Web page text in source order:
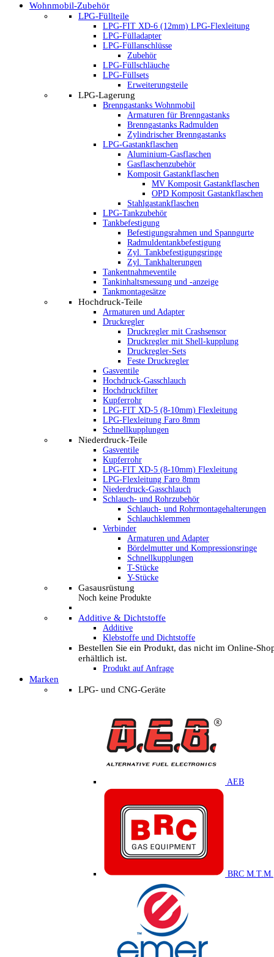
Wohnmobil-Zubehör
LPG-Füllteile
LPG-FIT XD-6 (12mm) LPG-Flexleitung
LPG-Fülladapter
LPG-Füllanschlüsse
Zubehör
LPG-Füllschläuche
LPG-Füllsets
Erweiterungsteile
LPG-Lagerung
Brenngastanks Wohnmobil
Armaturen für Brenngastanks
Brenngastanks Radmulden
Zylindrischer Brenngastanks
LPG-Gastankflaschen
Aluminium-Gasflaschen
Gasflaschenzubehör
Komposit Gastankflaschen
MV Komposit Gastankflaschen
OPD Komposit Gastankflaschen
Stahlgastankflaschen
LPG-Tankzubehör
Tankbefestigung
Befestigungsrahmen und Spanngurte
Radmuldentankbefestigung
Zyl. Tankbefestigungsringe
Zyl. Tankhalterungen
Tankentnahmeventile
Tankinhaltsmessung und -anzeige
Tankmontagesätze
Hochdruck-Teile
Armaturen und Adapter
Druckregler
Druckregler mit Crashsensor
Druckregler mit Shell-kupplung
Druckregler-Sets
Feste Druckregler
Gasventile
Hochdruck-Gasschlauch
Hochdruckfilter
Kupferrohr
LPG-FIT XD-5 (8-10mm) Flexleitung
LPG-Flexleitung Faro 8mm
Schnellkupplungen
Niederdruck-Teile
Gasventile
Kupferrohr
LPG-FIT XD-5 (8-10mm) Flexleitung
LPG-Flexleitung Faro 8mm
Niederdruck-Gasschlauch
Schlauch- und Rohrzubehör
Schlauch- und Rohrmontagehalterungen
Schlauchklemmen
Verbinder
Armaturen und Adapter
Bördelmutter und Kompressionsringe
Schnellkupplungen
T-Stücke
Y-Stücke
Gasausrüstung
Noch keine Produkte
Additive & Dichtstoffe
Additive
Klebstoffe und Dichtstoffe
Bestellen Sie ein Produkt, das nicht im Online-
erhältlich ist.
Produkt auf Anfrage
Marken
LPG- und CNG-Geräte
AEB
BRC M.T.M.